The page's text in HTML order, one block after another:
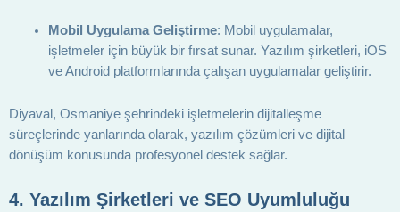
Mobil Uygulama Geliştirme: Mobil uygulamalar,
işletmeler için büyük bir fırsat sunar. Yazılım şirketleri, iOS
ve Android platformlarında çalışan uygulamalar geliştirir.
Diyaval, Osmaniye şehrindeki işletmelerin dijitalleşme
süreçlerinde yanlarında olarak, yazılım çözümleri ve dijital
dönüşüm konusunda profesyonel destek sağlar.
4. Yazılım Şirketleri ve SEO Uyumluluğu